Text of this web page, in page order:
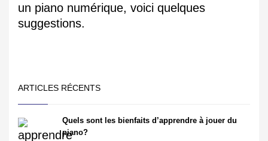
un piano numérique, voici quelques
suggestions.
ARTICLES RÉCENTS
Quels sont les bienfaits d’apprendre à jouer du
piano?